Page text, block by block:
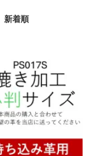
新着順